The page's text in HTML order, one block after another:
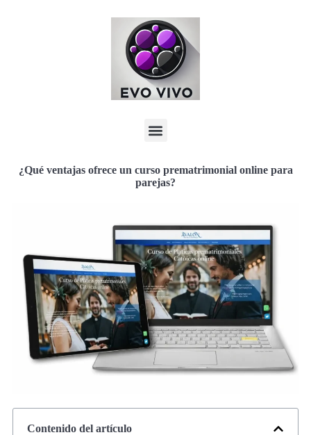
¿Qué ventajas ofrece un curso prematrimonial online para
parejas?
Contenido del artículo